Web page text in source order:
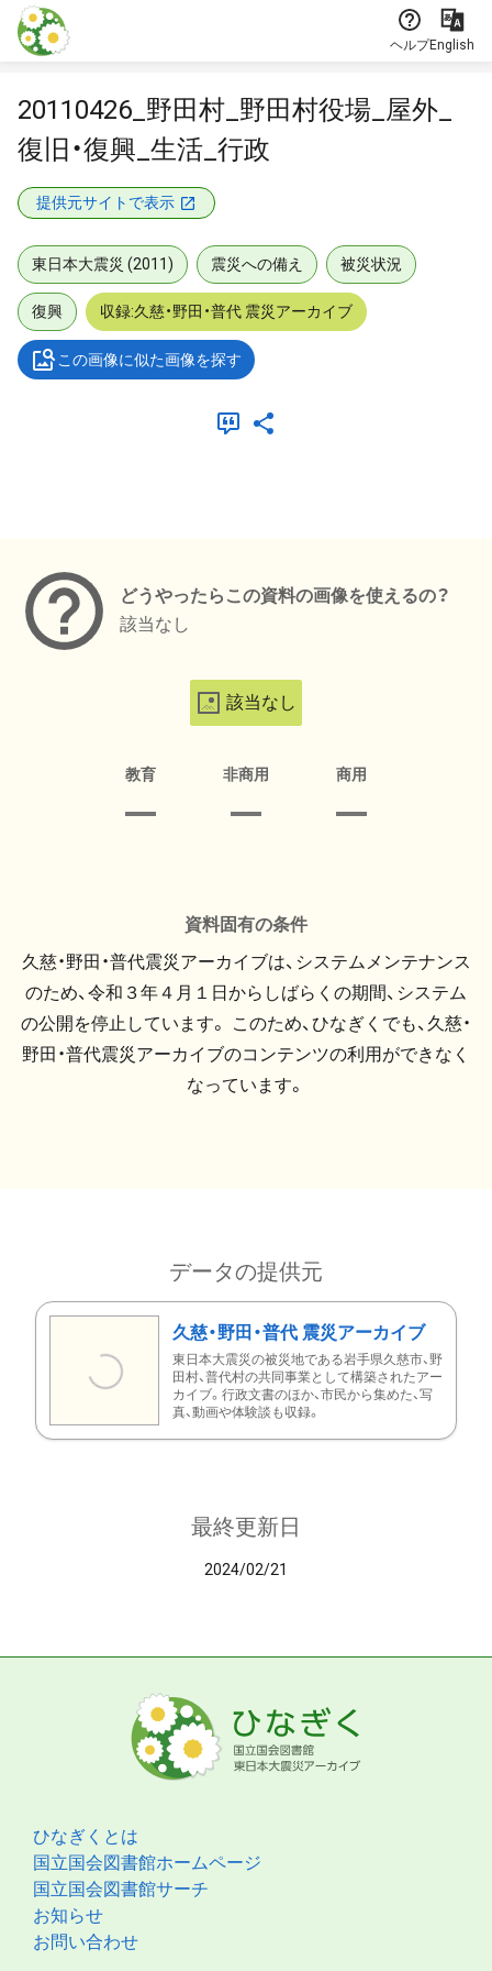
本文に飛ぶ
ヘルプEnglish
20110426_野田村_野田村役場_屋外_
復旧・復興_生活_行政
提供元サイトで表示
東日本大震災 (2011) 震災への備え 被災状況
復興 収録:久慈・野田・普代 震災アーカイブ
この画像に似た画像を探す
どうやったらこの資料の画像を使えるの？
該当なし
該当なし
教育 非商用 商用
資料固有の条件
久慈・野田・普代震災アーカイブは、システムメンテナンス
のため、令和３年４月１日からしばらくの期間、システム
の公開を停止しています。 このため、ひなぎくでも、久慈・
野田・普代震災アーカイブのコンテンツの利用ができなく
なっています。
データの提供元
久慈・野田・普代 震災アーカイブ
東日本大震災の被災地である岩手県久慈市、野
田村、普代村の共同事業として構築されたアー
カイブ。行政文書のほか、市民から集めた、写
真、動画や体験談も収録。
最終更新日
2024/02/21
ひなぎくとは
国立国会図書館ホームページ
国立国会図書館サーチ
お知らせ
お問い合わせ